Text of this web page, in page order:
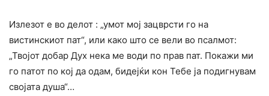
Излезот е во делот : „умот мој зацврсти го на
вистинскиот пат“, или како што се вели во псалмот:
„Твојот добар Дух нека ме води по прав пат. Покажи ми
го патот по кој да одам, бидејќи кон Тебе ја подигнувам
својата душа“…